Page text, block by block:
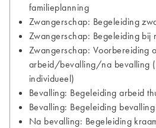
familieplanning
Zwangerschap: Begeleiding
Zwangerschap: Begeleiding bij
Zwangerschap: Voorbereiding
arbeid/bevalling/na bevalling
individueel)
Bevalling: Begeleiding arbeid
Bevalling: Begeleiding bevalling
Na bevalling: Begeleiding